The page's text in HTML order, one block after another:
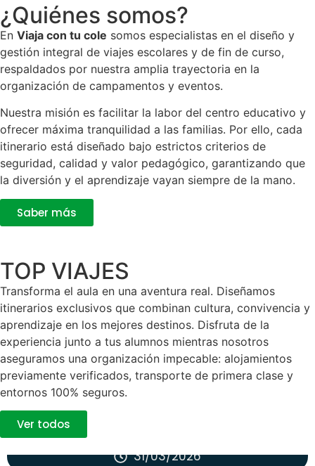
¿Quiénes somos?
En Viaja con tu cole somos especialistas en el diseño y
gestión integral de viajes escolares y de fin de curso,
respaldados por nuestra amplia trayectoria en la
organización de campamentos y eventos.
Nuestra misión es facilitar la labor del centro educativo y
ofrecer máxima tranquilidad a las familias. Por ello, cada
itinerario está diseñado bajo estrictos criterios de
seguridad, calidad y valor pedagógico, garantizando que
la diversión y el aprendizaje vayan siempre de la mano.
Saber más
TOP VIAJES
Transforma el aula en una aventura real. Diseñamos
itinerarios exclusivos que combinan cultura, convivencia y
aprendizaje en los mejores destinos. Disfruta de la
experiencia junto a tus alumnos mientras nosotros
aseguramos una organización impecable: alojamientos
previamente verificados, transporte de primera clase y
entornos 100% seguros.
Ver todos
31/03/2026